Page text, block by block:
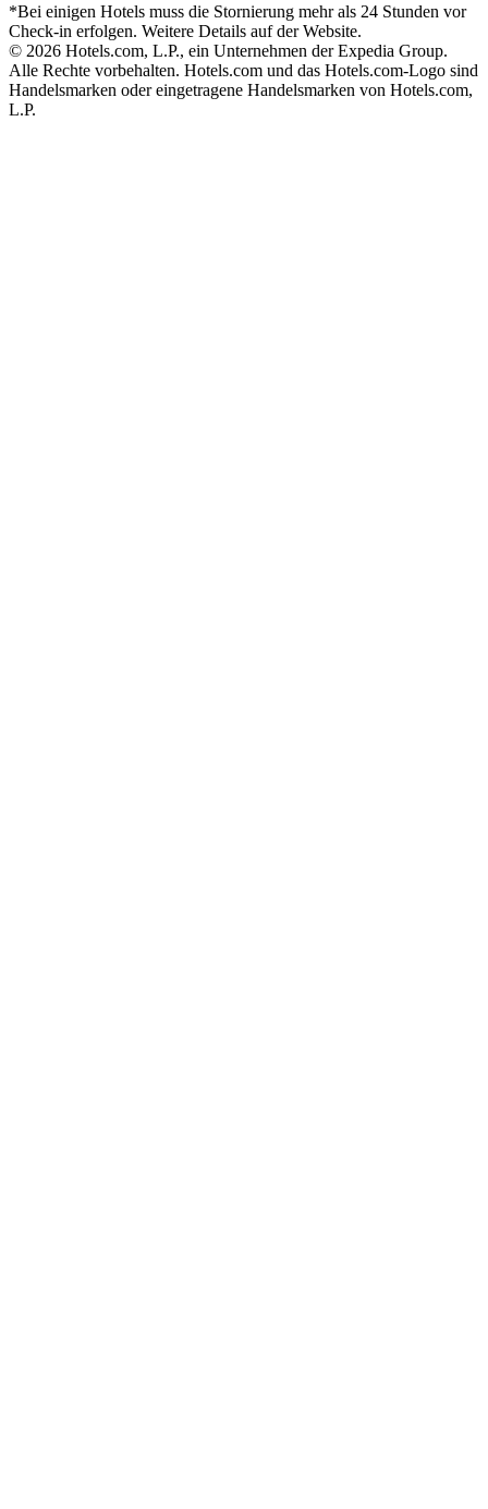
*Bei einigen Hotels muss die Stornierung mehr als 24 Stunden vor
Check-in erfolgen. Weitere Details auf der Website.
© 2026 Hotels.com, L.P., ein Unternehmen der Expedia Group.
Alle Rechte vorbehalten. Hotels.com und das Hotels.com-Logo sind
Handelsmarken oder eingetragene Handelsmarken von Hotels.com,
L.P.